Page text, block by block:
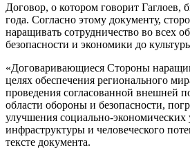
Договор, о котором говорит Гаглоев,
года. Согласно этому документу,
наращивать сотрудничество во всех
безопасности и экономики до
«Договаривающиеся Стороны
целях обеспечения регионального
проведения согласованной внешней
области обороны и безопасности,
улучшения социально-экономических
инфраструктуры и человеческого
тексте документа.